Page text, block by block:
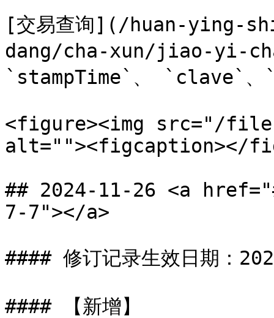
[交易查询](/huan-ying-
dang/cha-xun/jiao-yi-
`stampTime`、 `clave`
<figure><img src="/files/
alt=""><figcaption></
## 2024-11-26 <a
7-7"></a>
#### 修订记录生效日期：
#### 【新增】